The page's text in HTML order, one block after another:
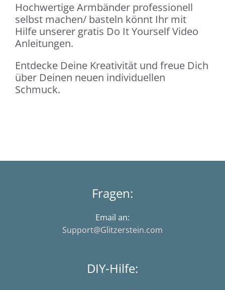
Hochwertige Armbänder professionell
selbst machen/ basteln könnt Ihr mit
Hilfe unserer gratis Do It Yourself Video
Anleitungen.
Entdecke Deine Kreativität und freue Dich
über Deinen neuen individuellen
Schmuck.
Fragen:
Email an:
Support@Glitzerstein.com
DIY-Hilfe: